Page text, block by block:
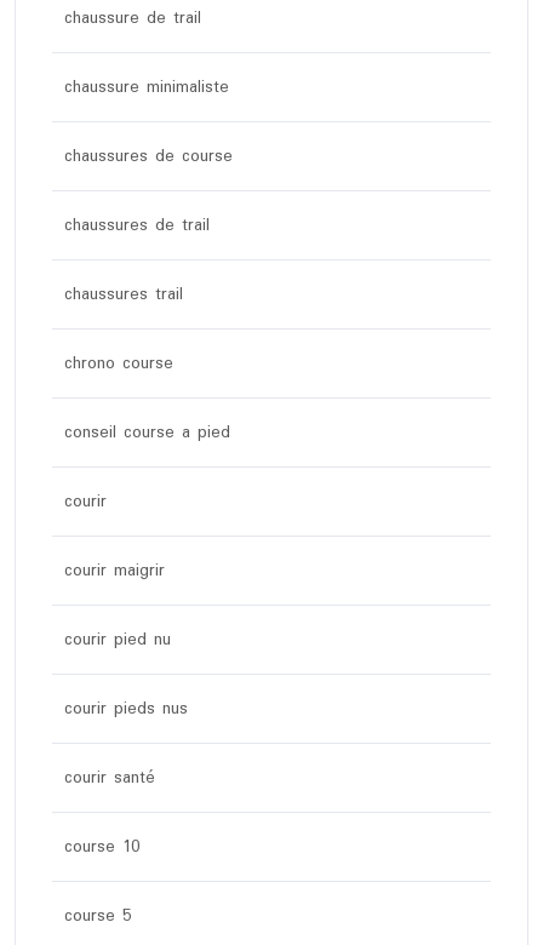
chaussure de trail
chaussure minimaliste
chaussures de course
chaussures de trail
chaussures trail
chrono course
conseil course a pied
courir
courir maigrir
courir pied nu
courir pieds nus
courir santé
course 10
course 5